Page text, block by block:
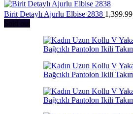
Birit Detaylı Ajurlu Elbise 2838 1,399.99
Sold out